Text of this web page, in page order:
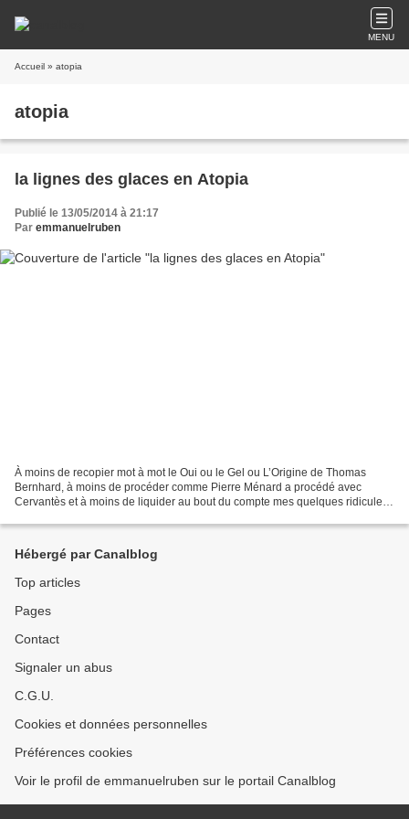
MENU
Accueil » atopia
atopia
la lignes des glaces en Atopia
Publié le 13/05/2014 à 21:17
Par emmanuelruben
À moins de recopier mot à mot le Oui ou le Gel ou L’Origine de Thomas
Bernhard, à moins de procéder comme Pierre Ménard a procédé avec
Cervantès et à moins de liquider au bout du compte mes quelques ridicules
Hébergé par Canalblog
Top articles
Pages
Contact
Signaler un abus
C.G.U.
Cookies et données personnelles
Préférences cookies
Voir le profil de emmanuelruben sur le portail Canalblog